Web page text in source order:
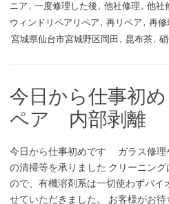
ニア , 一度修理した後 , 他社修理 , 他社
ウィンドリペアリペア , 再リペア , 再修
宮城県仙台市宮城野区岡田 , 昆布茶,
今日から仕事初
ペア 内部剥離
今日から仕事初めです ガラス修理
の清掃等を承りました クリーニン
ので、有機溶剤系は一切使わずバイ
せていただきました。 お客様がお